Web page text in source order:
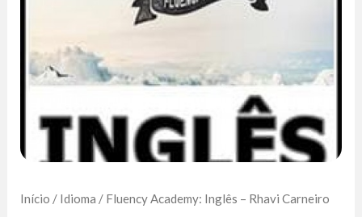
Início / Idioma / Fluency Academy: Inglês – Rhavi Carneiro